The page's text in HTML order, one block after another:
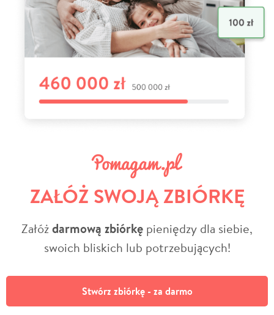
ZAŁÓŻ SWOJĄ ZBIÓRKĘ
Załóżdarmową zbiórkę pieniędzy dla siebie,
swoich bliskich lub potrzebujących!
Stwórz zbiórkę - za darmo